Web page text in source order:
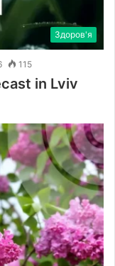
Здоров'я
115
in Lviv